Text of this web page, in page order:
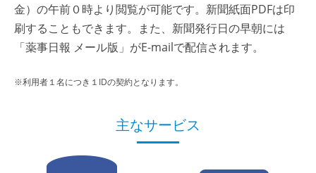
金）の午前０時より閲覧が可能です。新聞紙面PDFは印
刷することもできます。また、新聞発行日の早朝には
「薬事日報 メール版」がE-mailで配信されます。
※利用者１名につき１IDの契約となります。
主なサービス